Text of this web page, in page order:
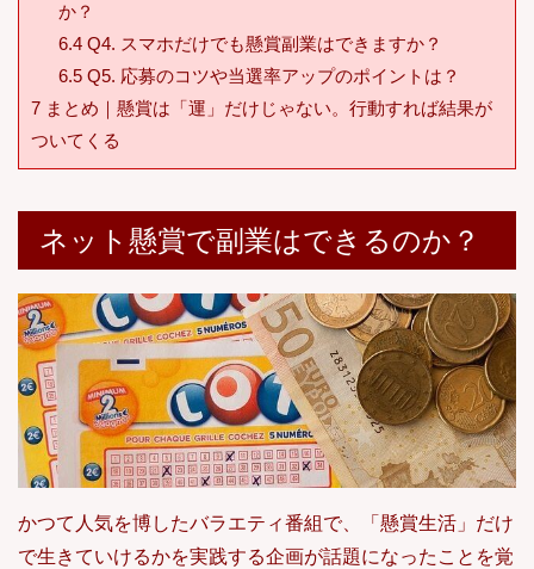
か？
6.4Q4. スマホだけでも懸賞副業はできますか？
6.5Q5. 応募のコツや当選率アップのポイントは？
7 まとめ｜懸賞は「運」だけじゃない。行動すれば結果が
ついてくる
ネット懸賞で副業はできるのか？
かつて人気を博したバラエティ番組で、「懸賞生活」だけ
で生きていけるかを実践する企画が話題になったことを覚